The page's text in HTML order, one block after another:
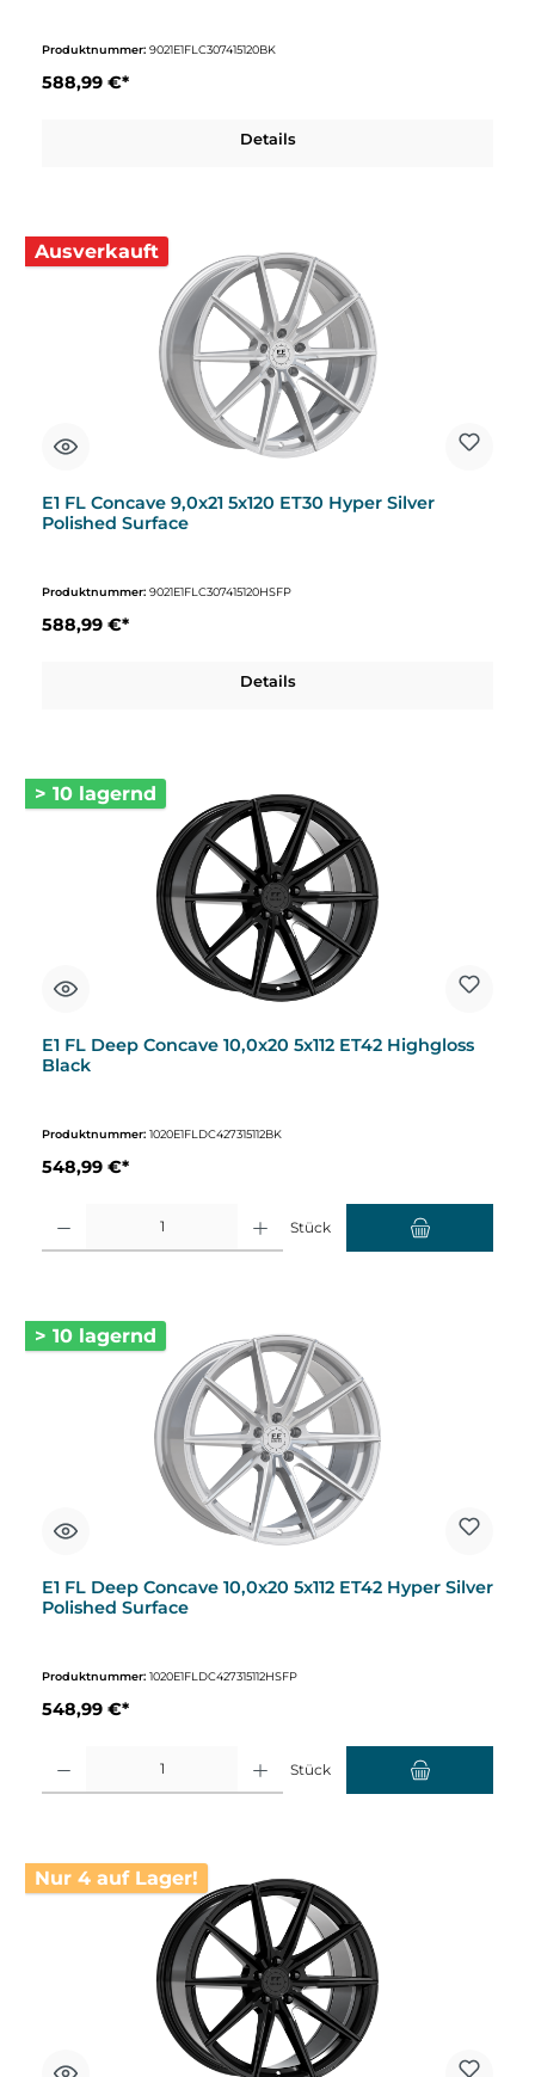
Produktnummer: 9021E1FLC307415120BK
588,99 €*
Details
Ausverkauft
E1 FL Concave 9,0x21 5x120 ET30 Hyper Silver
Polished Surface
Produktnummer: 9021E1FLC307415120HSFP
588,99 €*
Details
> 10 lagernd
E1 FL Deep Concave 10,0x20 5x112 ET42 Highgloss
Black
Produktnummer: 1020E1FLDC427315112BK
548,99 €*
Stück
> 10 lagernd
E1 FL Deep Concave 10,0x20 5x112 ET42 Hyper Silver
Polished Surface
Produktnummer: 1020E1FLDC427315112HSFP
548,99 €*
Stück
Nur 4 auf Lager!